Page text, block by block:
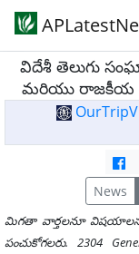
విదేశీ తెలుగు
మరియు రాజకీయ
News
మిగతా వార్తలనూ
పంచుకోగలరు. 2304